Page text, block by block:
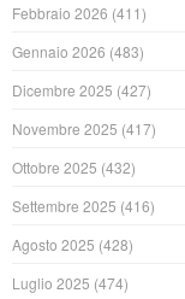
Febbraio 2026 (411)
Gennaio 2026 (483)
Dicembre 2025 (427)
Novembre 2025 (417)
Ottobre 2025 (432)
Settembre 2025 (416)
Agosto 2025 (428)
Luglio 2025 (474)